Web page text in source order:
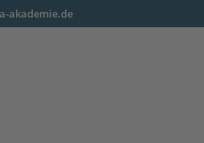
akademie.de